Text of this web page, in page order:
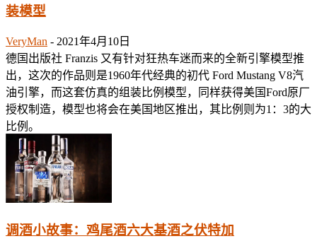
装模型
VeryMan - 2021年4月10日
德国出版社 Franzis 又有针对狂热车迷而来的全新引擎模型推
出，这次的作品则是1960年代经典的初代 Ford Mustang V8汽
油引擎，而这套仿真的组装比例模型，同样获得美国Ford原厂
授权制造，模型也将会在美国地区推出，其比例则为1：3的大
比例。
调酒小故事：鸡尾酒六大基酒之伏特加